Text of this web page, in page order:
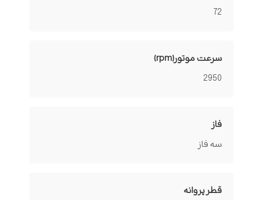
72
سرعت موتور(rpm)
2950
فاز
سه فاز
قطر پروانه